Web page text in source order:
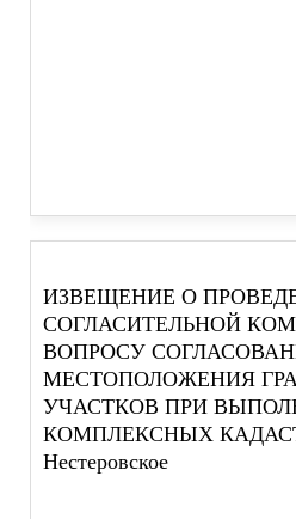
ИЗВЕЩЕНИЕ О
СОГЛАСИТЕЛЬНОЙ
ВОПРОСУ
МЕСТОПОЛОЖЕНИЯ
УЧАСТКОВ ПРИ
КОМПЛЕКСНЫХ
Нестеровское